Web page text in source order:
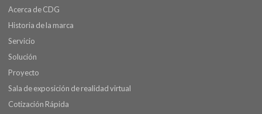
Acerca de CDG
Historia de la marca
Servicio
Solución
Proyecto
Sala de exposición de realidad virtual
Cotización Rápida